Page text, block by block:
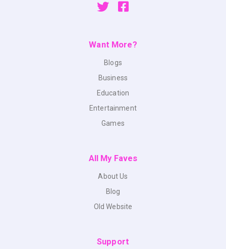
Want More?
Blogs
Business
Education
Entertainment
Games
All My Faves
About Us
Blog
Old Website
Support